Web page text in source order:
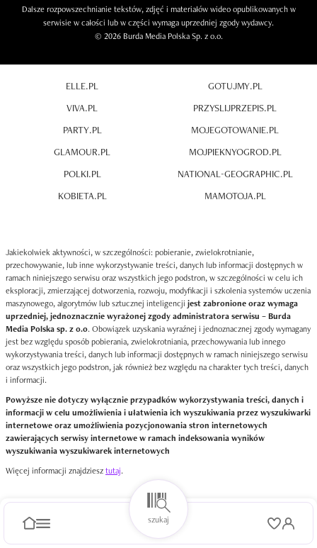
Dalsze rozpowszechnianie tekstów, zdjęć i materiałów wideo opublikowanych w
serwisie w całości lub w części wymaga uprzedniej zgody wydawcy.
© 2026 Burda Media Polska Sp. z o.o.
ELLE.PL
VIVA.PL
PARTY.PL
GLAMOUR.PL
POLKI.PL
KOBIETA.PL
GOTUJMY.PL
PRZYSLIJPRZEPIS.PL
MOJEGOTOWANIE.PL
MOJPIEKNYOGROD.PL
NATIONAL-GEOGRAPHIC.PL
MAMOTOJA.PL
Jakiekolwiek aktywności, w szczególności: pobieranie, zwielokrotnianie,
przechowywanie, lub inne wykorzystywanie treści, danych lub informacji dostępnych w
ramach niniejszego serwisu oraz wszystkich jego podstron, w szczególności w celu ich
eksploracji, zmierzającej dotworzenia, rozwoju, modyfikacji i szkolenia systemów uczenia
maszynowego, algorytmów lub sztucznej inteligencji jest zabronione oraz wymaga
uprzedniej, jednoznacznie wyrażonej zgody administratora serwisu – Burda
Media Polska sp. z o.o. Obowiązek uzyskania wyraźnej i jednoznacznej zgody wymagany
jest bez względu sposób pobierania, zwielokrotniania, przechowywania lub innego
wykorzystywania treści, danych lub informacji dostępnych w ramach niniejszego serwisu
oraz wszystkich jego podstron, jak również bez względu na charakter tych treści, danych
i informacji.
Powyższe nie dotyczy wyłącznie przypadków wykorzystywania treści, danych i
informacji w celu umożliwienia i ułatwienia ich wyszukiwania przez wyszukiwarki
internetowe oraz umożliwienia pozycjonowania stron internetowych
zawierających serwisy internetowe w ramach indeksowania wyników
wyszukiwania wyszukiwarek internetowych
Więcej informacji znajdziesztutaj.
szukaj